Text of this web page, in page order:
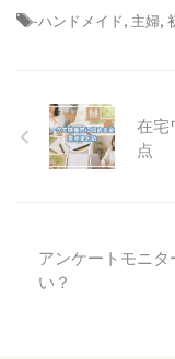
-ハンドメイド, 主婦,
在宅
点
アンケートモニ
い？